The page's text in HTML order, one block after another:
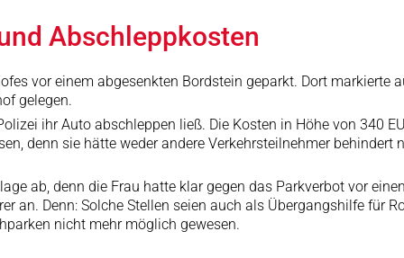
Abschleppkosten
vor einem abgesenkten Bordstein geparkt. Dort markierte
gelegen.
ihr Auto abschleppen ließ. Die Kosten in Höhe von 340
denn sie hätte weder andere Verkehrsteilnehmer
ab, denn die Frau hatte klar gegen das Parkverbot vor
an. Denn: Solche Stellen seien auch als Übergangshilfe für
nicht mehr möglich gewesen.